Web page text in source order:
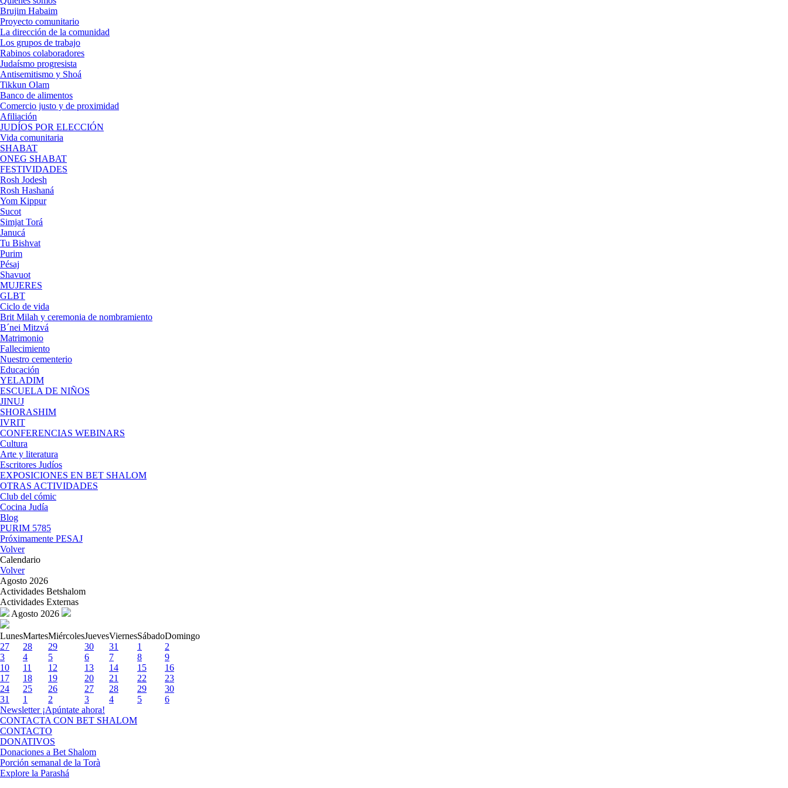
Brujim Habaim
Proyecto comunitario
La dirección de la comunidad
Los grupos de trabajo
Rabinos colaboradores
Judaísmo progresista
Antisemitismo y Shoá
Tikkun Olam
Banco de alimentos
Comercio justo y de proximidad
Afiliación
JUDÍOS POR ELECCIÓN
Vida comunitaria
SHABAT
ONEG SHABAT
FESTIVIDADES
Rosh Jodesh
Rosh Hashaná
Yom Kippur
Sucot
Simjat Torá
Janucá
Tu Bishvat
Purim
Pésaj
Shavuot
MUJERES
GLBT
Ciclo de vida
Brit Milah y ceremonia de nombramiento
B´nei Mitzvá
Matrimonio
Fallecimiento
Nuestro cementerio
Educación
YELADIM
ESCUELA DE NIÑOS
JINUJ
SHORASHIM
IVRIT
CONFERENCIAS WEBINARS
Cultura
Arte y literatura
Escritores Judíos
EXPOSICIONES EN BET SHALOM
OTRAS ACTIVIDADES
Club del cómic
Cocina Judía
Blog
PURIM 5785
Próximamente PESAJ
Volver
Calendario
Volver
Agosto 2026
Actividades Betshalom
Actividades Externas
Agosto 2026
LunesMartesMiércolesJuevesViernesSábadoDomingo
27
28 29 30 31 1
2
3
4 5 6 7 8
9
10
11 12 13 14 15
16
17
18 19 20 21 22
23
24
25 26 27 28 29
30
31
1 2 3 4 5
6
Newsletter ¡Apúntate ahora!
CONTACTA CON BET SHALOM
CONTACTO
DONATIVOS
Donaciones a Bet Shalom
Porción semanal de la Torà
Explore la Parashá